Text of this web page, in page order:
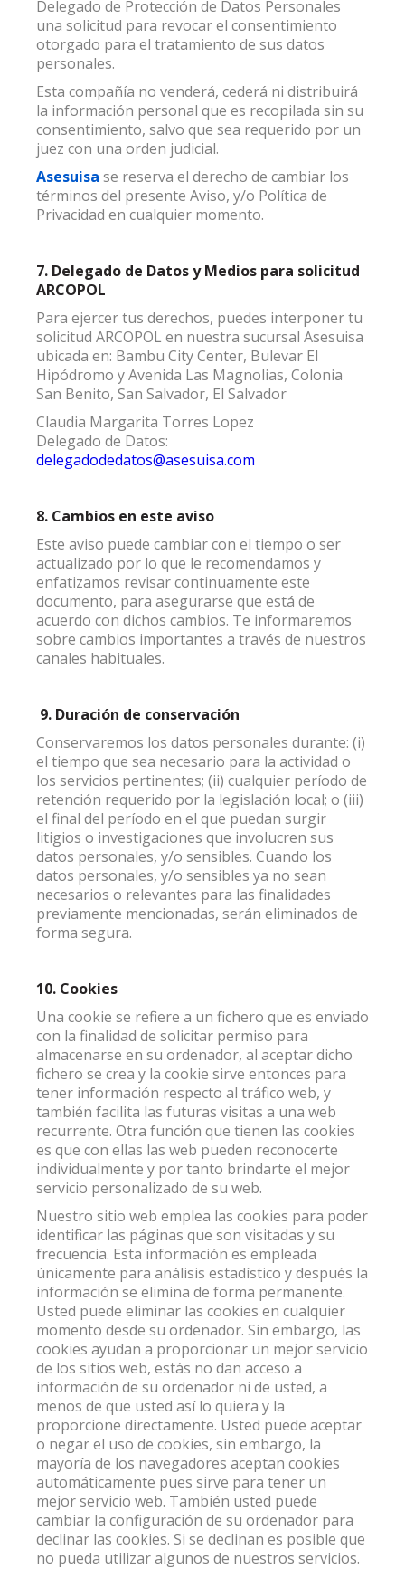
Delegado de Protección de Datos Personales
una solicitud para revocar el consentimiento
otorgado para el tratamiento de sus datos
personales.
Esta compañía no venderá, cederá ni distribuirá
la información personal que es recopilada sin su
consentimiento, salvo que sea requerido por un
juez con una orden judicial.
Asesuisa se reserva el derecho de cambiar los
términos del presente Aviso, y/o Política de
Privacidad en cualquier momento.
7. Delegado de Datos y Medios para solicitud
ARCOPOL
Para ejercer tus derechos, puedes interponer tu
solicitud ARCOPOL en nuestra sucursal Asesuisa
ubicada en: Bambu City Center, Bulevar El
Hipódromo y Avenida Las Magnolias, Colonia
San Benito, San Salvador, El Salvador
Claudia Margarita Torres Lopez
Delegado de Datos:
delegadodedatos@asesuisa.com
8. Cambios en este aviso
Este aviso puede cambiar con el tiempo o ser
actualizado por lo que le recomendamos y
enfatizamos revisar continuamente este
documento, para asegurarse que está de
acuerdo con dichos cambios. Te informaremos
sobre cambios importantes a través de nuestros
canales habituales.
9. Duración de conservación
Conservaremos los datos personales durante: (i)
el tiempo que sea necesario para la actividad o
los servicios pertinentes; (ii) cualquier período de
retención requerido por la legislación local; o (iii)
el final del período en el que puedan surgir
litigios o investigaciones que involucren sus
datos personales, y/o sensibles. Cuando los
datos personales, y/o sensibles ya no sean
necesarios o relevantes para las finalidades
previamente mencionadas, serán eliminados de
forma segura.
10. Cookies
Una cookie se refiere a un fichero que es enviado
con la finalidad de solicitar permiso para
almacenarse en su ordenador, al aceptar dicho
fichero se crea y la cookie sirve entonces para
tener información respecto al tráfico web, y
también facilita las futuras visitas a una web
recurrente. Otra función que tienen las cookies
es que con ellas las web pueden reconocerte
individualmente y por tanto brindarte el mejor
servicio personalizado de su web.
Nuestro sitio web emplea las cookies para poder
identificar las páginas que son visitadas y su
frecuencia. Esta información es empleada
únicamente para análisis estadístico y después la
información se elimina de forma permanente.
Usted puede eliminar las cookies en cualquier
momento desde su ordenador. Sin embargo, las
cookies ayudan a proporcionar un mejor servicio
de los sitios web, estás no dan acceso a
información de su ordenador ni de usted, a
menos de que usted así lo quiera y la
proporcione directamente. Usted puede aceptar
o negar el uso de cookies, sin embargo, la
mayoría de los navegadores aceptan cookies
automáticamente pues sirve para tener un
mejor servicio web. También usted puede
cambiar la configuración de su ordenador para
declinar las cookies. Si se declinan es posible que
no pueda utilizar algunos de nuestros servicios.